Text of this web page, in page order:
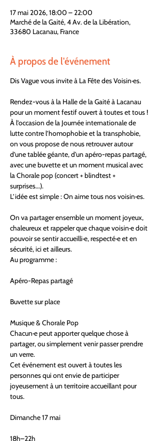
17 mai 2026, 18:00 – 22:00
Marché de la Gaité, 4 Av. de la Libération,
33680 Lacanau, France
À propos de l'événement
Dis Vague vous invite à La Fête des Voisin·es.
Rendez-vous à la Halle de la Gaité à Lacanau
pour un moment festif ouvert à toutes et tous !
À l’occasion de la Journée internationale de
lutte contre l’homophobie et la transphobie,
on vous propose de nous retrouver autour
d’une tablée géante, d'un apéro-repas partagé,
avec une buvette et un moment musical avec
la Chorale pop (concert + blindtest +
surprises...).
L’idée est simple : On aime tous nos voisin·es.
On va partager ensemble un moment joyeux,
chaleureux et rappeler que chaque voisin·e doit
pouvoir se sentir accueilli·e, respecté·e et en
sécurité, ici et ailleurs.
Au programme :
Apéro-Repas partagé
Buvette sur place
Musique & Chorale Pop
Chacun·e peut apporter quelque chose à
partager, ou simplement venir passer prendre
un verre.
Cet événement est ouvert à toutes les
personnes qui ont envie de participer
joyeusement à un territoire accueillant pour
tous.
Dimanche 17 mai
18h–22h